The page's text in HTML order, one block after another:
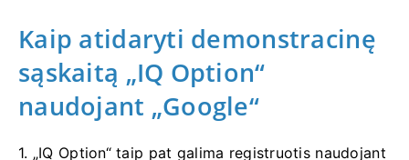
Kaip atidaryti demonstracinę
sąskaitą „IQ Option“
naudojant „Google“
1. „IQ Option“ taip pat galima registruotis naudojant